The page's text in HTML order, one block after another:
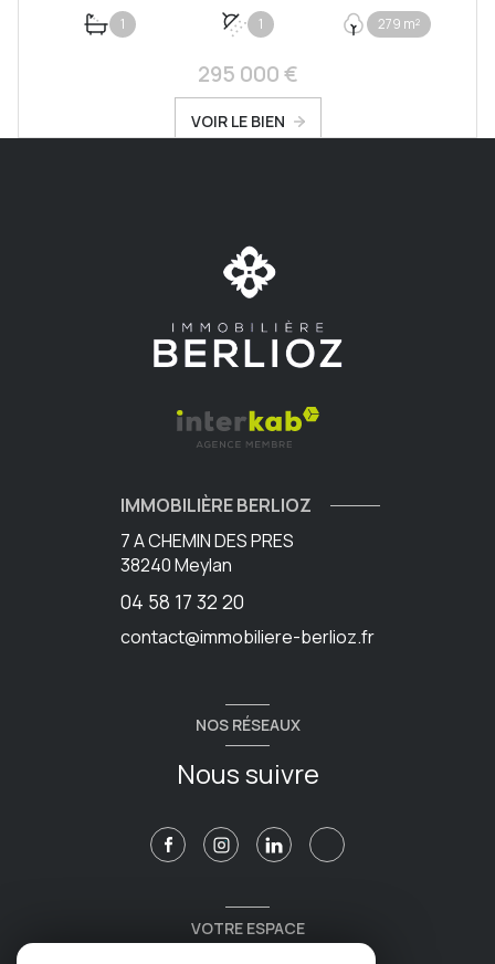
1 1 279 m²
295 000 €
VOIR LE BIEN
IMMOBILIÈRE BERLIOZ
7 A CHEMIN DES PRES
38240Meylan
04 58 17 32 20
contact@immobiliere-berlioz.fr
NOS RÉSEAUX
Nous suivre
VOTRE ESPACE